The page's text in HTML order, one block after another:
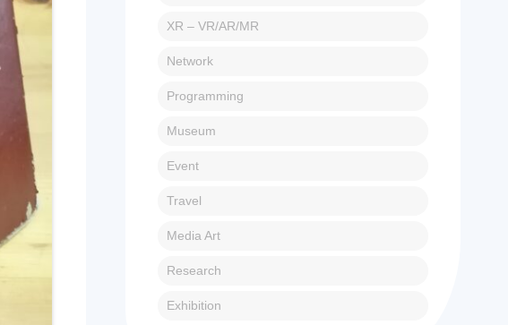
XR – VR/AR/MR
Network
Programming
Museum
Event
Travel
Media Art
Research
Exhibition